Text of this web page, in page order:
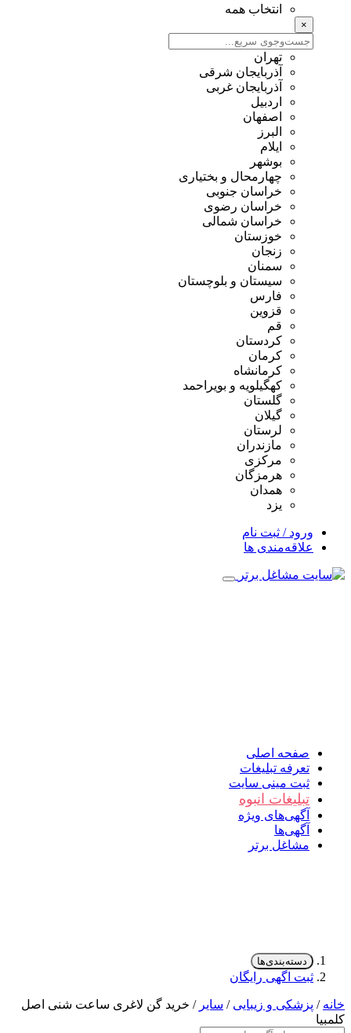
انتخاب همه
تهران
آذربایجان شرقی
آذربایجان غربی
اردبیل
اصفهان
البرز
ایلام
بوشهر
چهارمحال و بختیاری
خراسان جنوبی
خراسان رضوی
خراسان شمالی
خوزستان
زنجان
سمنان
سیستان و بلوچستان
فارس
قزوین
قم
کردستان
کرمان
کرمانشاه
کهگیلویه و بویراحمد
گلستان
گیلان
لرستان
مازندران
مرکزی
هرمزگان
همدان
یزد
ورود / ثبت نام
علاقه‌مندی ها
صفحه اصلی
تعرفه تبلیغات
ثبت مینی سایت
تبلیغات انبوه
آگهی‌های ویژه
آگهی‌ها
مشاغل برتر
دسته‌بندی‌ها
ثبت اگهی رایگان
/پزشکی و زیبایی /سایر / خرید گن لاغری ساعت شنی اصل